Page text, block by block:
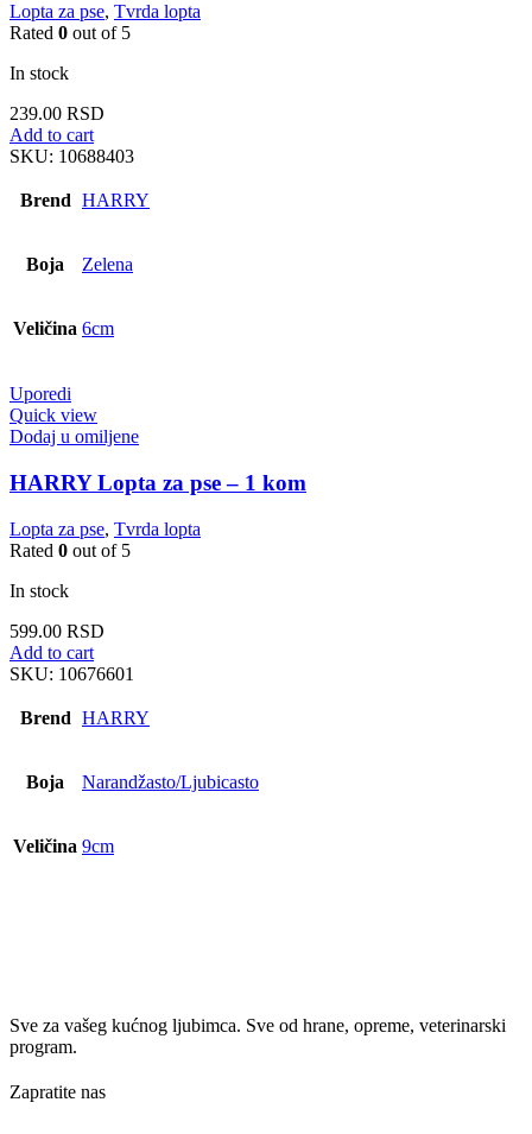
Lopta za pse, Tvrda lopta
Rated 0 out of 5
In stock
239.00 RSD
Add to cart
SKU: 10688403
Brend HARRY
Boja Zelena
Veličina 6cm
Uporedi
Quick view
Dodaj u omiljene
HARRY Lopta za pse – 1 kom
Lopta za pse, Tvrda lopta
Rated 0 out of 5
In stock
599.00 RSD
Add to cart
SKU: 10676601
Brend HARRY
Boja Narandžasto/Ljubicasto
Veličina 9cm
Sve za vašeg kućnog ljubimca. Sve od hrane, opreme, veterinarski
program.
Zapratite nas